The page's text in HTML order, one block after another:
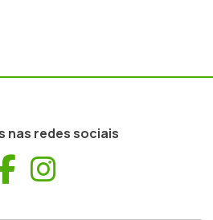
nas redes sociais
Facebook